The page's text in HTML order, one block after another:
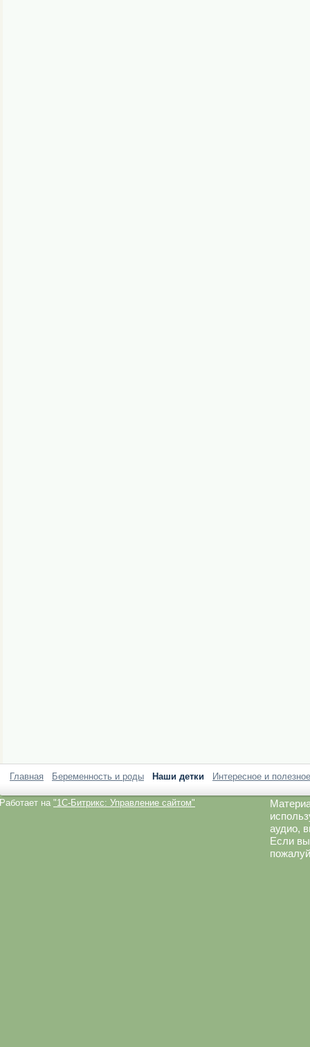
Главная Беременность и роды Наши детки Интересное и полезное
Работает на "1C-Битрикс: Управление сайтом"
аудио,
Если вы